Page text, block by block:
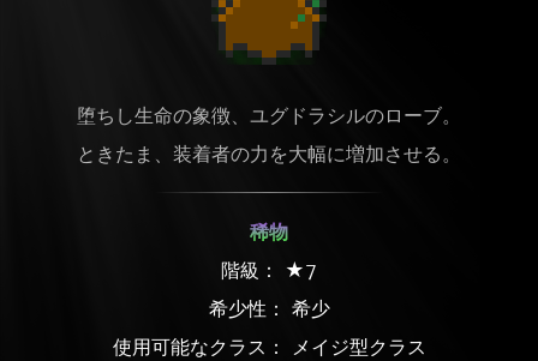
堕ちし生命の象徴、ユグドラシルのローブ。
ときたま、装着者の力を大幅に増加させる。
稀物
階級： ★7
希少性： 希少
使用可能なクラス： メイジ型クラス